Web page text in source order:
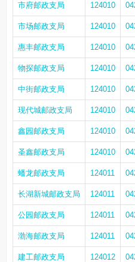
市府邮政支局 124010
市场邮政支局 124010
惠丰邮政支局 124010
物探邮政支局 124010
中街邮政支局 124010
现代城邮政支局 124010
鑫园邮政支局 124010
圣鑫邮政支局 124010
蟠龙邮政支局 124011
长湖新城邮政支局 124011
公园邮政支局 124011
渤海邮政支局 124011
建工邮政支局 124012